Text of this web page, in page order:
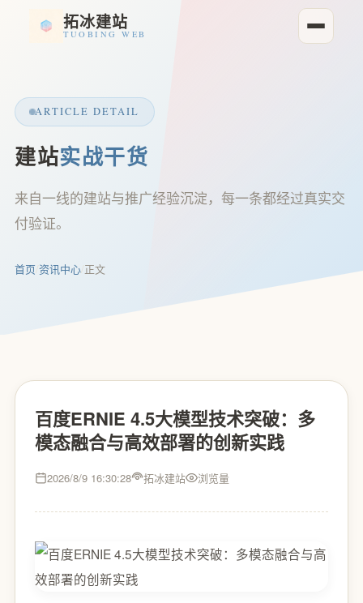
拓冰建站
TUOBING WEB
ARTICLE DETAIL
建站实战干货
来自一线的建站与推广经验沉淀，每一条都经过真实交
付验证。
首页/资讯中心/正文
百度ERNIE 4.5大模型技术突破：多
模态融合与高效部署的创新实践
2026/8/9 16:30:28 拓冰建站 浏览量